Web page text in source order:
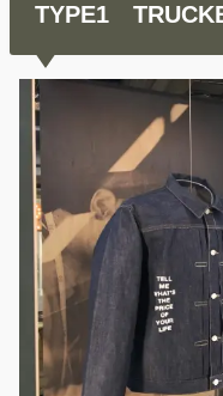
TYPE1